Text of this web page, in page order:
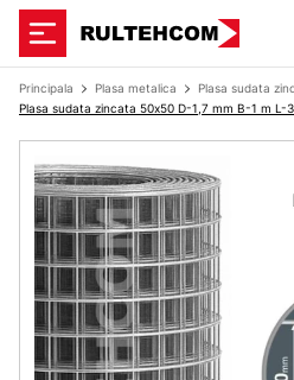
Principala Plasa metalica
Plasa sudata
Plasa sudata zincata 50х50 D-1,7 mm B-1 m L-